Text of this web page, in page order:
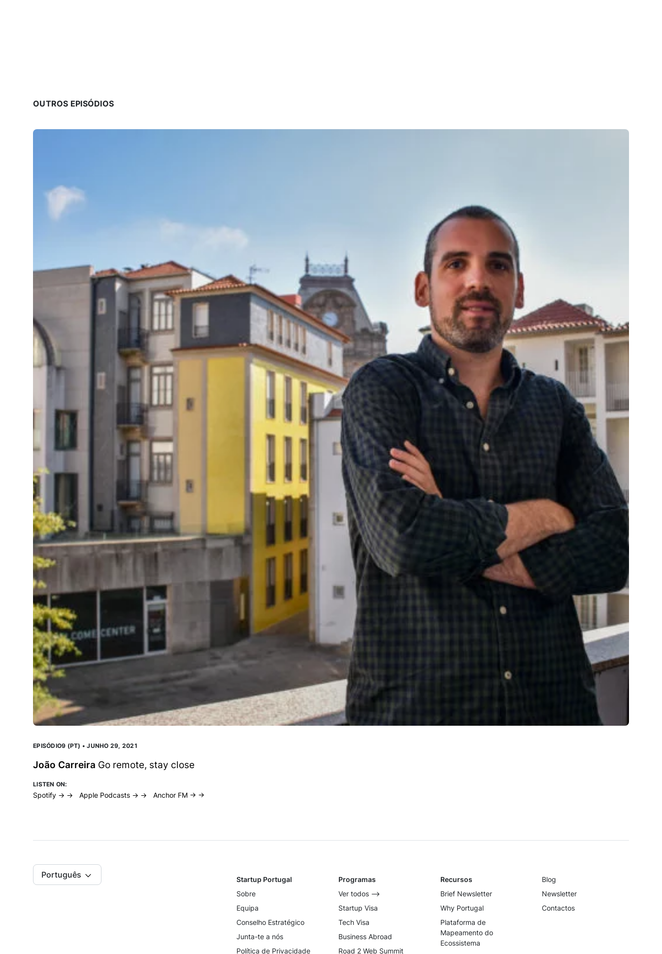
OUTROS EPISÓDIOS
EPISÓDIO9 (PT) • JUNHO 29, 2021
João Carreira Go remote, stay close
LISTEN ON:
Spotify → → Apple Podcasts → → Anchor FM → →
Português
Startup Portugal
Sobre
Equipa
Conselho Estratégico
Junta-te a nós
Política de Privacidade
Programas
Ver todos ⟶
Startup Visa
Tech Visa
Business Abroad
Road 2 Web Summit
Recursos
Brief Newsletter
Why Portugal
Plataforma de
Mapeamento do
Ecossistema
Blog
Newsletter
Contactos